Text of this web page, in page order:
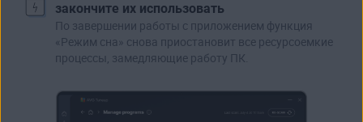
закончите их использовать
По завершении работы с приложением функция
«Режим сна» снова приостановит все ресурсоемкие
процессы, замедляющие работу ПК.